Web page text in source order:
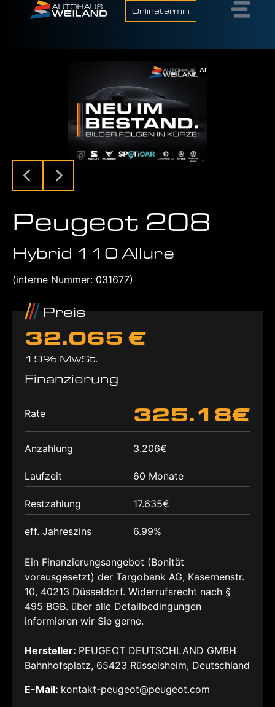
Onlinetermin
AI
Peugeot 208
Hybrid 110 Allure
(interne Nummer: 031677)
Preis
32.065 €
19% MwSt.
Finanzierung
Rate 325.18€
Anzahlung 3.206€
Laufzeit 60 Monate
Restzahlung 17.635€
eff. Jahreszins 6.99%
Ein Finanzierungsangebot (Bonität
vorausgesetzt) der Targobank AG, Kasernenstr.
10, 40213 Düsseldorf. Widerrufsrecht nach §
495 BGB. über alle Detailbedingungen
informieren wir Sie gerne.
Hersteller: PEUGEOT DEUTSCHLAND GMBH
Bahnhofsplatz, 65423 Rüsselsheim, Deutschland
E-Mail: kontakt-peugeot@peugeot.com